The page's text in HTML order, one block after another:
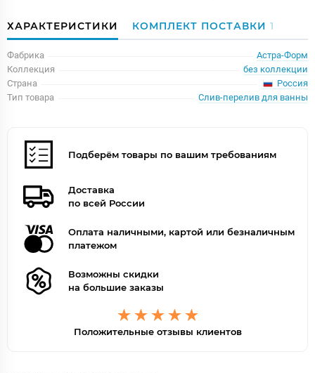
ХАРАКТЕРИСТИКИ КОМПЛЕКТ ПОСТАВКИ 1
Фабрика
Астра-Форм
Коллекция
без коллекции
Страна
Россия
Тип товара
Слив-перелив для ванны
Подберём товары по вашим требованиям
Доставка
по всей России
Оплата наличными, картой или безналичным
платежом
Возможны скидки
на большие заказы
Положительные отзывы клиентов